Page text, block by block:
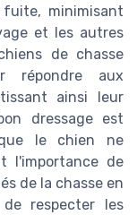
minimisant
et les autres
de chasse
répondre aux
ainsi leur
dressage est
le chien ne
l'importance de
de la chasse en
respecter les